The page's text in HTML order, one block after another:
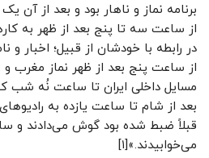
برنامه‌ نماز و ناهار بود و بعد از
از ساعت سه تا پنج بعد از ظهر به
در رابطه با خودشان از قبیل؛ اخبار و
از ساعت پنج بعد از ظهر نماز مغرب
مسایل داخلی ایران تا ساعت نُه شب
بعد از شام تا ساعت یازده به
قبلاً ضبط شده بود گوش می‌دادند و
می‌خوابیدند.»[۱]